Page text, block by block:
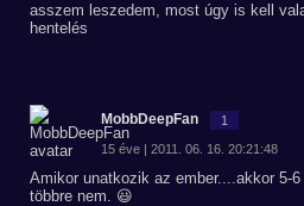
asszem leszedem, most úgy is kell
hentelés
MobbDeepFan 1
15 éve | 2011. 06. 16. 20:21:48
Amikor unatkozik az ember....akkor 5-
többre nem. 😃